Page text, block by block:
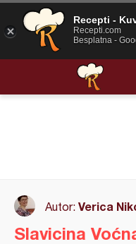
Autor: Verica
Slavicina
Recepti -
Recepti.com
Besplatna -